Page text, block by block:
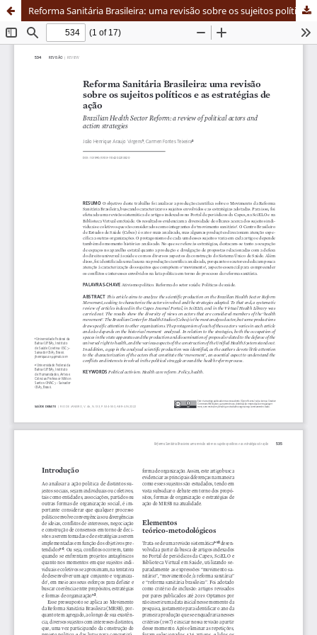
Reforma Sanitária Brasileira: uma revisão sobre os sujeitos políticos e as estratégias de ação